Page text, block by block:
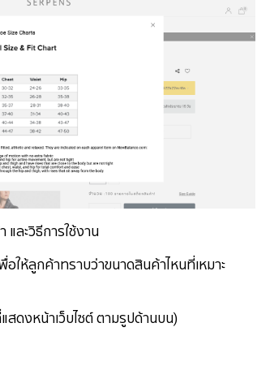
และวิธีการใช้งาน
อให้ลูกค้าทราบว่าขนาดสินค้าไหนที่เหมาะ
สดงหน้าเว็บไซต์ ตามรูปด้านบน)